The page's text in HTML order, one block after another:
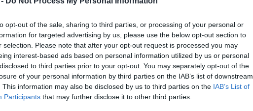
opt-out of the sale, sharing to third parties, or processing of your personal or
for targeted advertising by us, please use the below opt-out section to
selection. Please note that after your opt-out request is processed you may
interest-based ads based on personal information utilized by us or personal
to third parties prior to your opt-out. You may separately opt-out of the
of your personal information by third parties on the IAB’s list of downstream
This information may also be disclosed by us to third parties on the IAB’s List of
Participants that may further disclose it to other third parties.
Bistrice ob Sotli obravnavala vlom v stanovanjsko
naložb...
ob Sotli obravnavala vlom v stanovanjsko hišo, od koder so
nakitom in več drugimi stvarmi.Lastnikom so z dejanjem